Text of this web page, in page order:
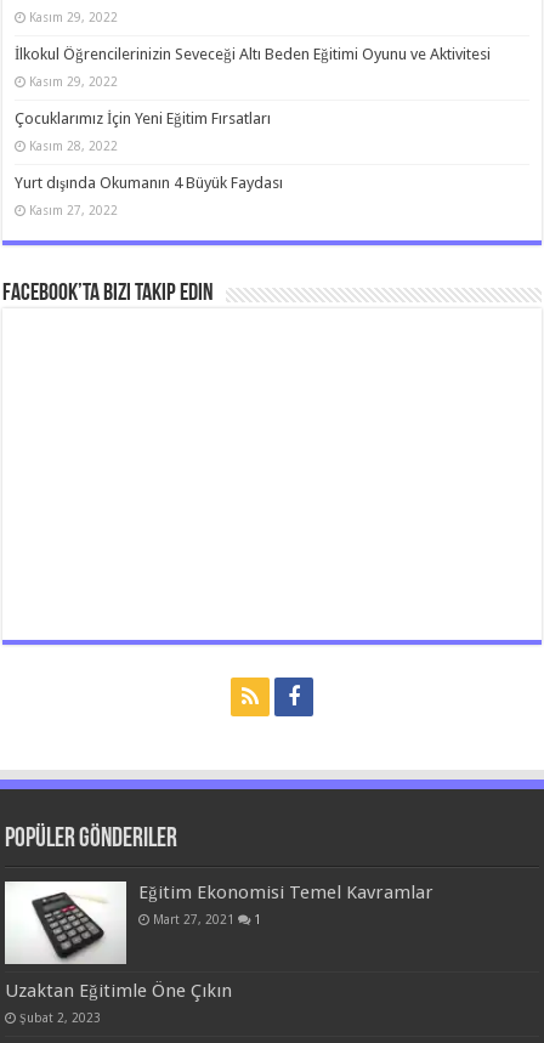
Kasım 29, 2022
İlkokul Öğrencilerinizin Seveceği Altı Beden Eğitimi Oyunu ve Aktivitesi
Kasım 29, 2022
Çocuklarımız İçin Yeni Eğitim Fırsatları
Kasım 28, 2022
Yurt dışında Okumanın 4 Büyük Faydası
Kasım 27, 2022
Facebook’ta bizi takip edin
Popüler Gönderiler
Eğitim Ekonomisi Temel Kavramlar
Mart 27, 2021 1
Uzaktan Eğitimle Öne Çıkın
Şubat 2, 2023